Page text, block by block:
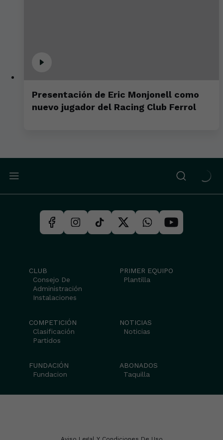
Presentación de Eric Monjonell como
nuevo jugador del Racing Club Ferrol
CLUB
Consejo De
Administración
Instalaciones
PRIMER EQUIPO
Plantilla
COMPETICIÓN
Clasificación
Partidos
NOTICIAS
Noticias
FUNDACIÓN
Fundacion
ABONADOS
Taquilla